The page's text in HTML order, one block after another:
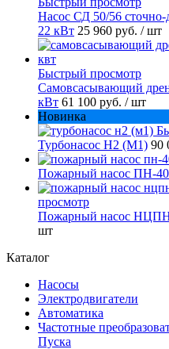
Насос СД 50/56
22 кВт 25 960 руб. / шт
Быстрый просмотр
Самовсасывающий
кВт 61 100 руб. / шт
Новинка
Турбонасос Н2 (М1) 90
Пожарный насос ПН-
просмотр
Пожарный насос
шт
Каталог
Насосы
Электродвигатели
Автоматика
Частотные
Пуска